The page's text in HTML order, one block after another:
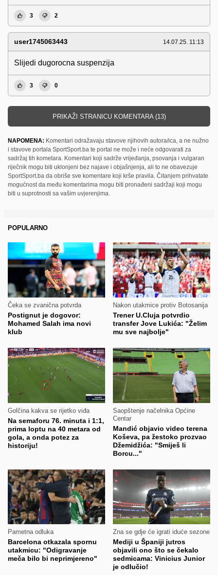
3 2
user1745063443 14.07.25. 11:13
Slijedi dugorocna suspenzija
3 0
PRIKAŽI STRANICU KOMENTARA (13)
NAPOMENA: Komentari odražavaju stavove njihovih autora/ica, a ne nužno
i stavove portala SportSport.ba te portal ne može i neće odgovarati za
sadržaj tih kometara. Komentari koji sadrže vrijeđanja, psovanja i vulgaran
riječnik mogu biti uklonjeni bez najave i objašnjenja, ali to ne obavezuje
SportSport.ba da obriše sve komentare koji krše pravila. Čitanjem prihvatate
mogućnost da među komentarima mogu biti pronađeni sadržaji koji mogu
biti u suprotnosti sa vašim uvjerenjima.
POPULARNO
Čeka se zvanična potvrda
Postignut je dogovor:
Mohamed Salah ima novi
klub
Nakon utakmice protiv Botosanija
Trener U.Cluja potvrdio
transfer Jove Lukića: "Želim
mu sve najbolje"
Golčina kakva se rijetko viđa
Na semaforu 76. minuta i 1:1,
prima loptu na 40 metara od
gola, a onda potez za
historiju!
Saopštenje načelnika Općine
Centar
Mandić objavio video terena
Koševa, pa žestoko prozvao
Džemidžića: "Smiješ li
Borcu..."
Pametna odluka
Barcelona otkazala spornu
utakmicu: "Odigravanje
meča bilo bi neprimjereno"
Zna se gdje će igrati iduće sezone
Mediji u Španiji jutros
objavili ono što se čekalo
sedmicama: Vinicius Junior
je odlučio!